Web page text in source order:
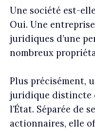
Une société est-
Oui. Une
juridiques d’une
nombreux
Plus précisément,
juridique distincte
l’État. Séparée de
actionnaires, elle